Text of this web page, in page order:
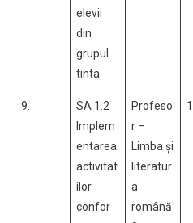
elevii
din
grupul
tinta
9.
SA 1.2
Implem
entarea
activitat
ilor
confor
Profeso
r –
Limba și
literatur
a
română
1